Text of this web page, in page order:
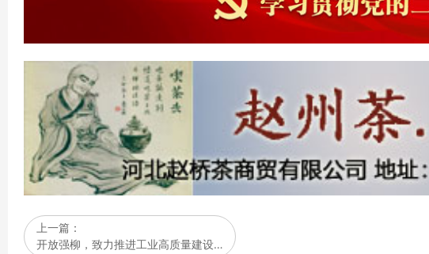
上一篇：
开放强柳，致力推进工业高质量建设…